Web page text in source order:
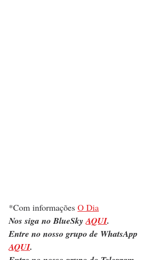
*Com informações O Dia
Nos siga no BlueSky AQUI.
Entre no nosso grupo de WhatsApp
AQUI.